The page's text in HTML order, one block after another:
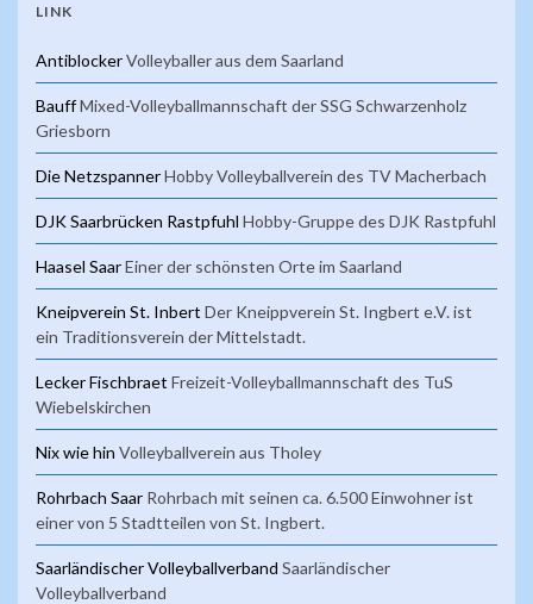
LINK
AntiblockerVolleyballer aus dem Saarland
BauffMixed-Volleyballmannschaft der SSG Schwarzenholz
Griesborn
Die NetzspannerHobby Volleyballverein des TV Macherbach
DJK Saarbrücken Rastpfuhl Hobby-Gruppe des DJK Rastpfuhl
Haasel SaarEiner der schönsten Orte im Saarland
Kneipverein St. Inbert Der Kneippverein St. Ingbert e.V. ist
ein Traditionsverein der Mittelstadt.
Lecker Fischbraet Freizeit-Volleyballmannschaft des TuS
Wiebelskirchen
Nix wie hin Volleyballverein aus Tholey
Rohrbach Saar Rohrbach mit seinen ca. 6.500 Einwohner ist
einer von 5 Stadtteilen von St. Ingbert.
Saarländischer Volleyballverband Saarländischer
Volleyballverband